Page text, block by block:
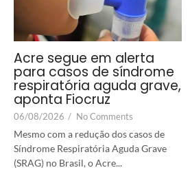
Acre segue em alerta
para casos de síndrome
respiratória aguda grave,
aponta Fiocruz
06/08/2026 / No Comments
Mesmo com a redução dos casos de
Síndrome Respiratória Aguda Grave
(SRAG) no Brasil, o Acre...